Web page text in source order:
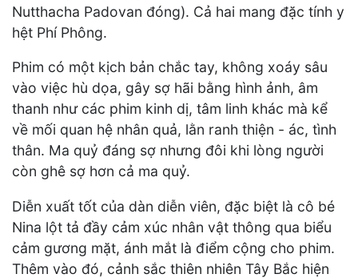
Nutthacha Padovan đóng). Cả hai mang đặc tính y
hệt Phí Phông.
Phim có một kịch bản chắc tay, không xoáy sâu
vào việc hù dọa, gây sợ hãi bằng hình ảnh, âm
thanh như các phim kinh dị, tâm linh khác mà kể
về mối quan hệ nhân quả, lằn ranh thiện - ác, tình
thân. Ma quỷ đáng sợ nhưng đôi khi lòng người
còn ghê sợ hơn cả ma quỷ.
Diễn xuất tốt của dàn diễn viên, đặc biệt là cô bé
Nina lột tả đầy cảm xúc nhân vật thông qua biểu
cảm gương mặt, ánh mắt là điểm cộng cho phim.
Thêm vào đó, cảnh sắc thiên nhiên Tây Bắc hiện